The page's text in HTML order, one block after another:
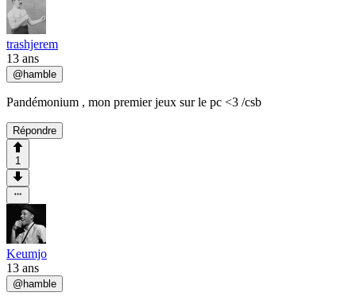
trashjerem
13 ans
@ hamble
Pandémonium , mon premier jeux sur le pc <3 /csb
Répondre
1
Keumjo
13 ans
@ hamble